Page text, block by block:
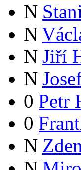
N
N
N Jiří
N
0 Petr
0
N